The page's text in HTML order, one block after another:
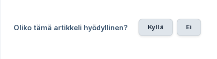
Oliko tämä artikkeli hyödyllinen? Kyllä Ei